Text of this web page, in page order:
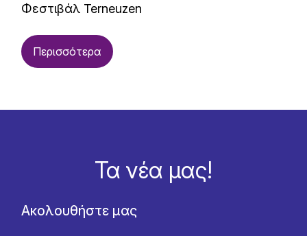
Φεστιβάλ Terneuzen
Περισσότερα
Τα νέα μας!
Ακολουθήστε μας